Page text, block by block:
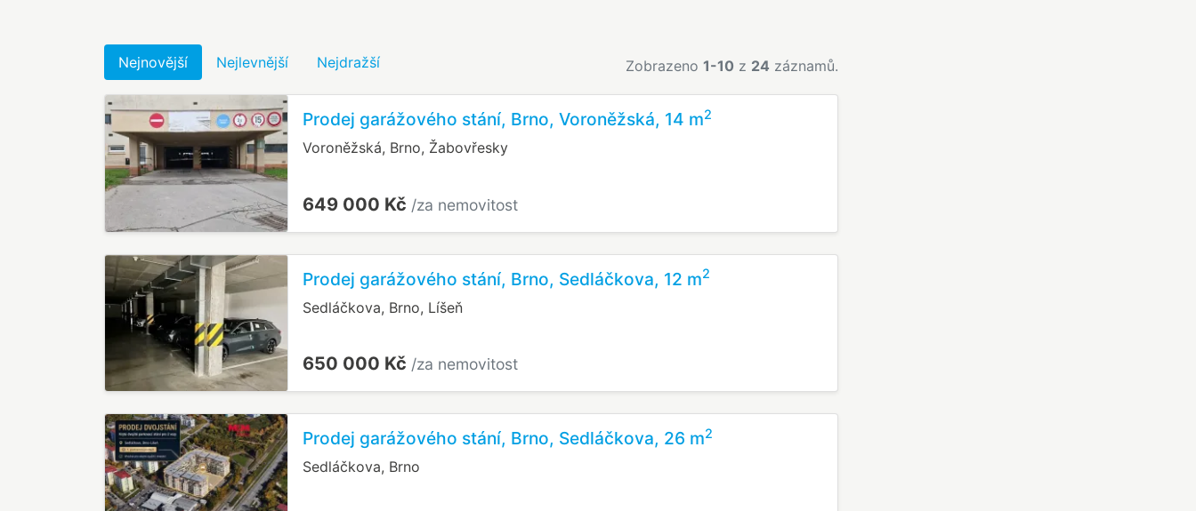
Nejnovější Nejlevnější Nejdražší Zobrazeno 1-10 z 24 záznamů.
Prodej garážového stání, Brno, Voroněžská, 14 m2
Voroněžská, Brno, Žabovřesky
649 000 Kč /za nemovitost
Prodej garážového stání, Brno, Sedláčkova, 12 m2
Sedláčkova, Brno, Líšeň
650 000 Kč /za nemovitost
Prodej garážového stání, Brno, Sedláčkova, 26 m2
Sedláčkova, Brno